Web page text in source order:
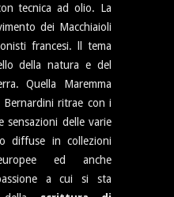
tecnica ad olio. La
dei Macchiaioli
francesi. ll tema
della natura e del
Quella Maremma
Bernardini ritrae con i
sensazioni delle varie
diffuse in collezioni
ed anche
a cui si sta